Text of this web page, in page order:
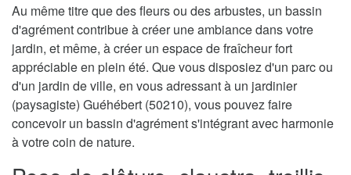
Au même titre que des fleurs ou des arbustes, un bassin
d'agrément contribue à créer une ambiance dans votre
jardin, et même, à créer un espace de fraîcheur fort
appréciable en plein été. Que vous disposiez d'un parc ou
d'un jardin de ville, en vous adressant à un jardinier
(paysagiste) Guéhébert (50210), vous pouvez faire
concevoir un bassin d'agrément s'intégrant avec harmonie
à votre coin de nature.